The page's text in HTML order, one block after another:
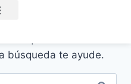
búsqueda te ayude.